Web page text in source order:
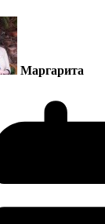
Маргарита